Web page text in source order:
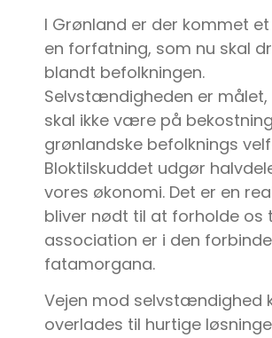
I Grønland er der kommet
en forfatning, som nu skal
blandt befolkningen.
Selvstændigheden er målet,
skal ikke være på
grønlandske befolknings
Bloktilskuddet udgør
vores økonomi. Det er en
bliver nødt til at forholde os
association er i den
fatamorgana.
Vejen mod selvstændighed
overlades til hurtige